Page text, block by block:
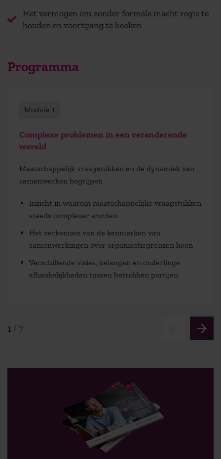
Het vermogen om zonder formele macht regie te
houden en voortgang te boeken
Programma
Module 1
Complexe problemen in een veranderende
wereld
Maatschappelijk vraagstukken en de dynamiek van
samenwerken begrijpen
Inzicht in waarom maatschappelijke vraagstukken
steeds complexer worden
Het verkennen van de kenmerken van
samenwerkingen over organisatiegrenzen heen
Verschillende visies, belangen en onderlinge
afhankelijkheden tussen betrokken partijen
1 / 7